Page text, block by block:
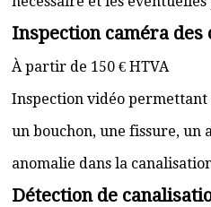
Inspection caméra des
À partir de 150 € HTVA
Inspection vidéo
un bouchon, une fissure, un
anomalie dans la
Détection de